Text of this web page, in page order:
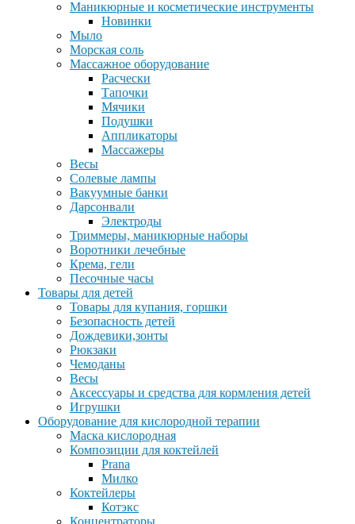
Маникюрные и косметические инструменты
Новинки
Мыло
Морская соль
Массажное оборудование
Расчески
Тапочки
Мячики
Подушки
Аппликаторы
Массажеры
Весы
Солевые лампы
Вакуумные банки
Дарсонвали
Электроды
Триммеры, маникюрные наборы
Воротники лечебные
Крема, гели
Песочные часы
Товары для детей
Товары для купания, горшки
Безопасность детей
Дождевики,зонты
Рюкзаки
Чемоданы
Весы
Аксессуары и средства для кормления детей
Игрушки
Оборудование для кислородной терапии
Маска кислородная
Композиции для коктейлей
Prana
Милко
Коктейлеры
Котэкс
Концентраторы